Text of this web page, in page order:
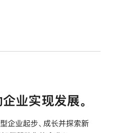
业实现发展。
企业起步、成长并探索新